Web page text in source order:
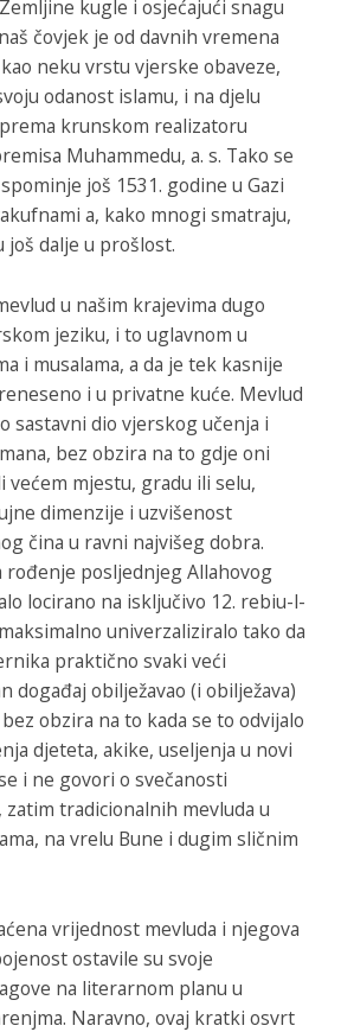
kugle i osjećajući snagu
čovjek je od davnih vremena
neku vrstu vjerske obaveze,
odanost islamu, i na djelu
krunskom realizatoru
Muhammedu, a. s. Tako se
još 1531. godine u Gazi
a, kako mnogi smatraju,
dalje u prošlost.
u našim krajevima dugo
jeziku, i to uglavnom u
i musalama, a da je tek kasnije
i u privatne kuće. Mevlud
sastavni dio vjerskog učenja i
bez obzira na to gdje oni
većem mjestu, gradu ili selu,
dimenzije i uzvišenost
čina u ravni najvišeg dobra.
rođenje posljednjeg Allahovog
locirano na isključivo 12. rebiu-l-
univerzaliziralo tako da
praktično svaki veći
događaj obilježavao (i obilježava)
obzira na to kada se to odvijalo
djeteta, akike, useljenja u novi
i ne govori o svečanosti
zatim tradicionalnih mevluda u
na vrelu Bune i dugim sličnim
vrijednost mevluda i njegova
ostavile su svoje
na literarnom planu u
Naravno, ovaj kratki osvrt